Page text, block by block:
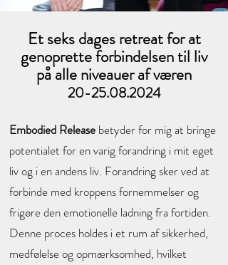
Et seks dages retreat for at
genoprette forbindelsen til liv
på alle niveauer af væren
20-25.08.2024
Embodied Release betyder for mig at bringe
potentialet for en varig forandring i mit eget
liv og i en andens liv. Forandring sker ved at
forbinde med kroppens fornemmelser og
frigøre den emotionelle ladning fra fortiden.
Denne proces holdes i et rum af sikkerhed,
medfølelse og opmærksomhed, hvilket